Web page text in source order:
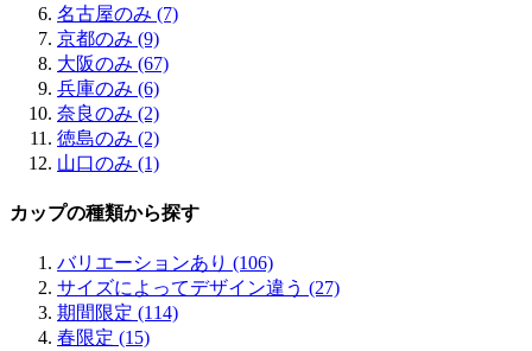
名古屋のみ (7)
京都のみ (9)
大阪のみ (67)
兵庫のみ (6)
奈良のみ (2)
徳島のみ (2)
山口のみ (1)
カップの種類から探す
バリエーションあり (106)
サイズによってデザイン違う (27)
期間限定 (114)
春限定 (15)